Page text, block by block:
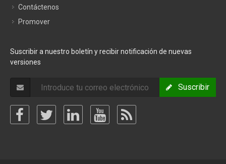
Contáctenos
Promover
Suscribir a nuestro boletín y recibir notificación de nuevas
versiones
Suscribir